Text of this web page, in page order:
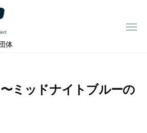
体
メ
ミッドナイトブルーの